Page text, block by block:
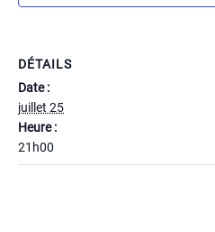
DÉTAILS
Date :
juillet 25
Heure :
21h00